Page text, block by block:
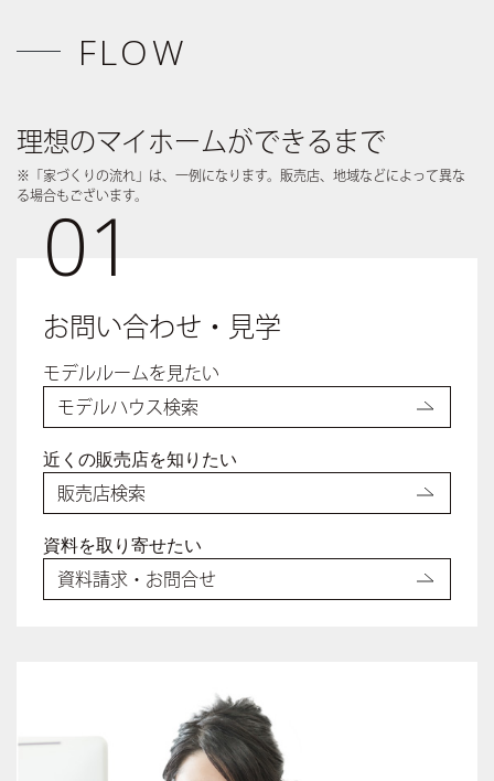
FLOW
理想のマイホームができるまで
※「家づくりの流れ」は、一例になります。販売店、地域などによって異な
る場合もございます。
01
お問い合わせ・見学
モデルルームを見たい
モデルハウス検索
近くの販売店を知りたい
販売店検索
資料を取り寄せたい
資料請求・お問合せ